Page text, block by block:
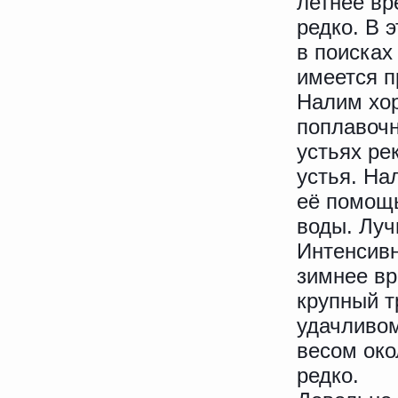
редко. В
в
имеется
Налим
устьях
устья.
её
воды.
зимнее
крупный
весом
редко.